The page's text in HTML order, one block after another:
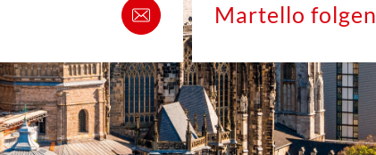
Martello folgen